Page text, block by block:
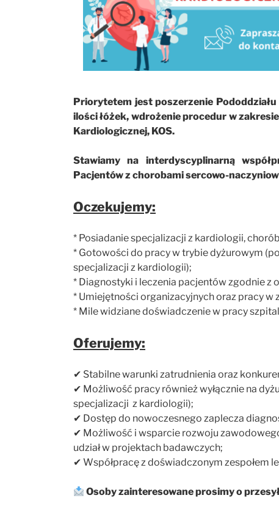
Priorytetem jest poszerzenie
ilości łóżek, wdrożenie procedur w
Kardiologicznej, KOS.
Stawiamy na interdyscyplinarną
Pacjentów z chorobami sercowo-
Oczekujemy:
* Posiadanie specjalizacji z kardiologii,
* Gotowości do pracy w trybie dyżurowym
specjalizacji z kardiologii);
* Diagnostyki i leczenia pacjentów zgodnie
* Umiejętności organizacyjnych oraz pracy w
* Mile widziane doświadczenie w pracy
Oferujemy:
✔ Stabilne warunki zatrudnienia oraz
✔ Możliwość pracy również wyłącznie na
specjalizacji z kardiologii);
✔ Dostęp do nowoczesnego zaplecza
✔ Możliwość i wsparcie rozwoju
udział w projektach badawczych;
✔ Współpracę z doświadczonym zespołem
Osoby zainteresowane prosimy o